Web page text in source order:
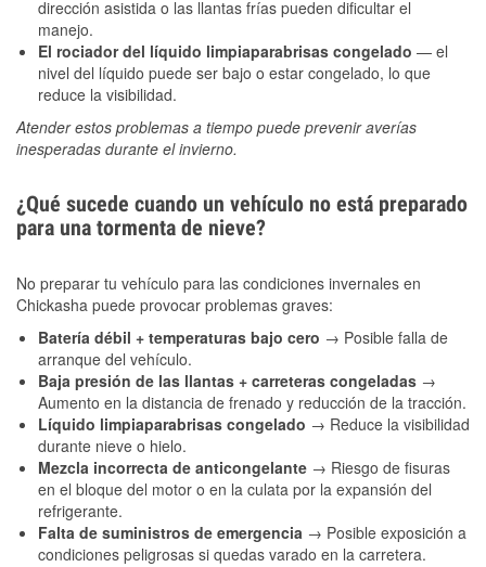
dirección asistida o las llantas frías pueden dificultar el
manejo.
El rociador del líquido limpiaparabrisas congelado — el
nivel del líquido puede ser bajo o estar congelado, lo que
reduce la visibilidad.
Atender estos problemas a tiempo puede prevenir averías
inesperadas durante el invierno.
¿Qué sucede cuando un vehículo no está preparado
para una tormenta de nieve?
No preparar tu vehículo para las condiciones invernales en
Chickasha puede provocar problemas graves:
Batería débil + temperaturas bajo cero → Posible falla de
arranque del vehículo.
Baja presión de las llantas + carreteras congeladas →
Aumento en la distancia de frenado y reducción de la tracción.
Líquido limpiaparabrisas congelado → Reduce la visibilidad
durante nieve o hielo.
Mezcla incorrecta de anticongelante → Riesgo de fisuras
en el bloque del motor o en la culata por la expansión del
refrigerante.
Falta de suministros de emergencia → Posible exposición a
condiciones peligrosas si quedas varado en la carretera.